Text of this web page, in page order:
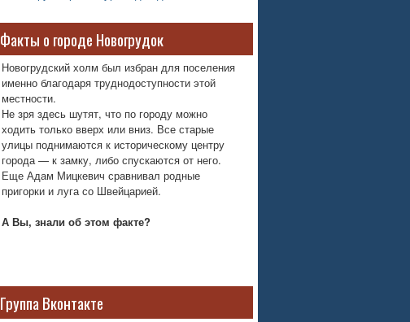
Факты о городе Новогрудок
Новогрудский холм был избран для поселения
именно благодаря труднодоступности этой
местности.
Не зря здесь шутят, что по городу можно
ходить только вверх или вниз. Все старые
улицы поднимаются к историческому центру
города — к замку, либо спускаются от него.
Еще Адам Мицкевич сравнивал родные
пригорки и луга со Швейцарией.
А Вы, знали об этом факте?
Группа Вконтакте